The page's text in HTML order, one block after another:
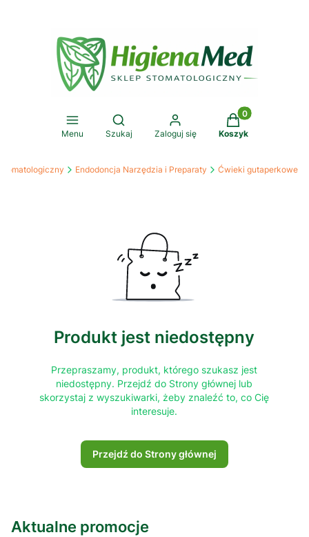
Menu
Otwórz wyszukiwarkę
Szukaj Zaloguj się
Produkty w
Koszyk
Endodoncja Narzędzia i Preparaty Ćwieki gutaperkowe
Produkt jest niedostępny
Przepraszamy, produkt, którego szukasz jest
niedostępny. Przejdź do Strony głównej lub
skorzystaj z wyszukiwarki, żeby znaleźć to, co Cię
interesuje.
Przejdź do Strony głównej
Aktualne promocje